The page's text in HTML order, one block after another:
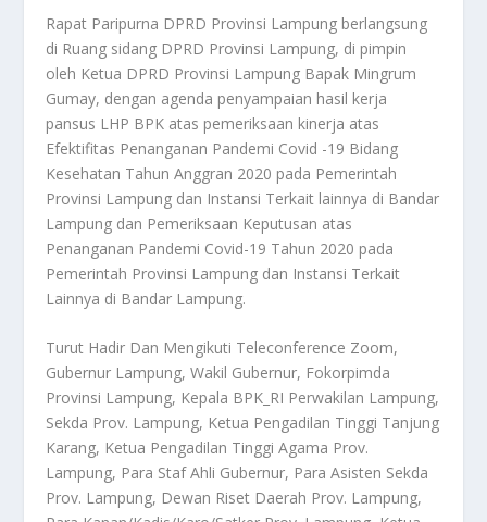
Rapat Paripurna DPRD Provinsi Lampung berlangsung
di Ruang sidang DPRD Provinsi Lampung, di pimpin
oleh Ketua DPRD Provinsi Lampung Bapak Mingrum
Gumay, dengan agenda penyampaian hasil kerja
pansus LHP BPK atas pemeriksaan kinerja atas
Efektifitas Penanganan Pandemi Covid -19 Bidang
Kesehatan Tahun Anggran 2020 pada Pemerintah
Provinsi Lampung dan Instansi Terkait lainnya di Bandar
Lampung dan Pemeriksaan Keputusan atas
Penanganan Pandemi Covid-19 Tahun 2020 pada
Pemerintah Provinsi Lampung dan Instansi Terkait
Lainnya di Bandar Lampung.
Turut Hadir Dan Mengikuti Teleconference Zoom,
Gubernur Lampung, Wakil Gubernur, Fokorpimda
Provinsi Lampung, Kepala BPK_RI Perwakilan Lampung,
Sekda Prov. Lampung, Ketua Pengadilan Tinggi Tanjung
Karang, Ketua Pengadilan Tinggi Agama Prov.
Lampung, Para Staf Ahli Gubernur, Para Asisten Sekda
Prov. Lampung, Dewan Riset Daerah Prov. Lampung,